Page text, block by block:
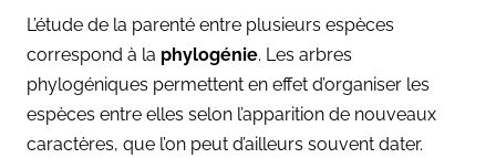
L’étude de la parenté entre plusieurs espèces
correspond à la phylogénie. Les arbres
phylogéniques permettent en effet d’organiser les
espèces entre elles selon l’apparition de nouveaux
caractères, que l’on peut d’ailleurs souvent dater.